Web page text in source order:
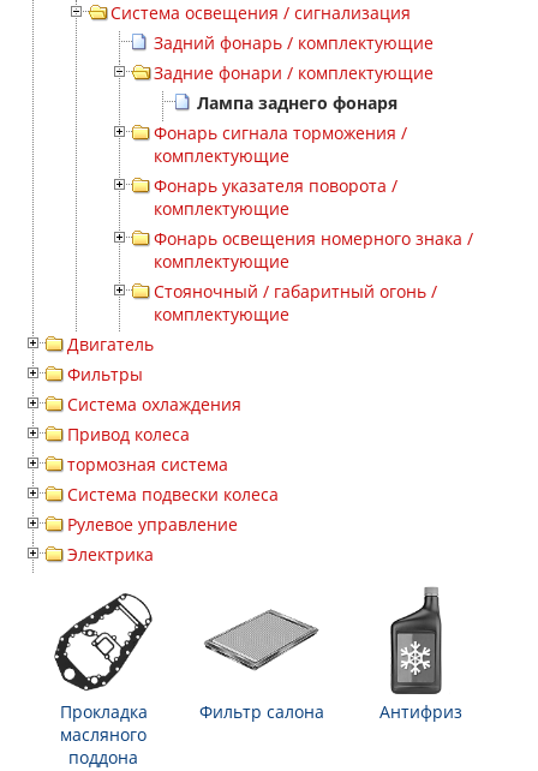
Система освещения / сигнализация
Задний фонарь / комплектующие
Задние фонари / комплектующие
Лампа заднего фонаря
Фонарь сигнала торможения /
комплектующие
Фонарь указателя поворота /
комплектующие
Фонарь освещения номерного знака /
комплектующие
Стояночный / габаритный огонь /
комплектующие
Двигатель
Фильтры
Система охлаждения
Привод колеса
тормозная система
Система подвески колеса
Рулевое управление
Электрика
Прокладка
масляного
поддона
Фильтр салона Антифриз